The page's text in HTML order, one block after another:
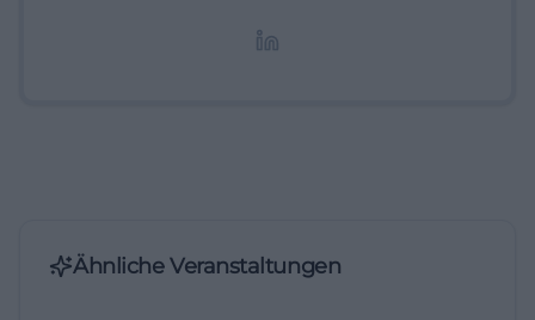
Ähnliche Veranstaltungen